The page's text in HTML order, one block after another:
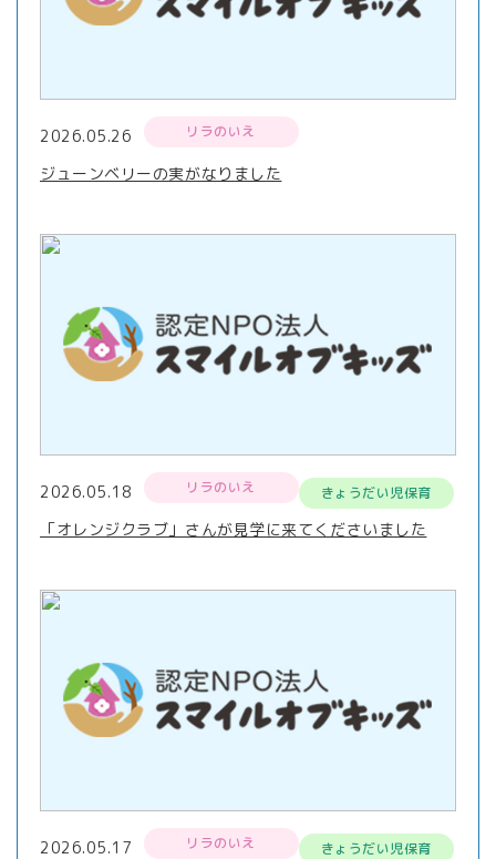
2026.05.26 リラのいえ
ジューンベリーの実がなりました
2026.05.18 リラのいえ きょうだい児保育
「オレンジクラブ」さんが見学に来てくださいました
2026.05.17 リラのいえ きょうだい児保育